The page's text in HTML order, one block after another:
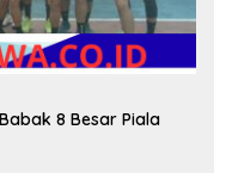
8 Besar Piala